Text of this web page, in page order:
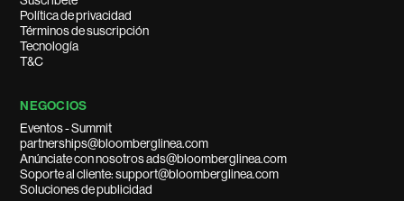
Política de privacidad
Términos de suscripción
Tecnología
T&C
NEGOCIOS
Eventos - Summit
partnerships@bloomberglinea.com
Anúnciate con nosotros ads@bloomberglinea.com
Soporte al cliente: support@bloomberglinea.com
Soluciones de publicidad